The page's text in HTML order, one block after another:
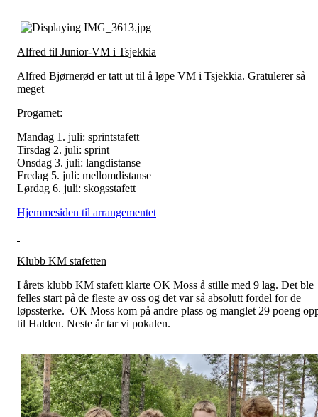
Alfred til Junior-VM i Tsjekkia
Alfred Bjørnerød er tatt ut til å løpe VM i Tsjekkia. Gratulerer så
meget
Progamet:
Mandag 1. juli: sprintstafett
Tirsdag 2. juli: sprint
Onsdag 3. juli: langdistanse
Fredag 5. juli: mellomdistanse
Lørdag 6. juli: skogsstafett
Hjemmesiden til arrangementet
Klubb KM stafetten
I årets klubb KM stafett klarte OK Moss å stille med 9 lag. Det ble
felles start på de fleste av oss og det var så absolutt fordel for de
løpssterke. OK Moss kom på andre plass og manglet 29 poeng
til Halden. Neste år tar vi pokalen.